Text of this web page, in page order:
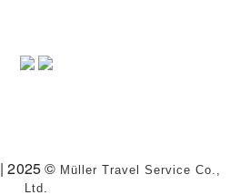
| 2025 © Müller Travel Service Co.,
Ltd.